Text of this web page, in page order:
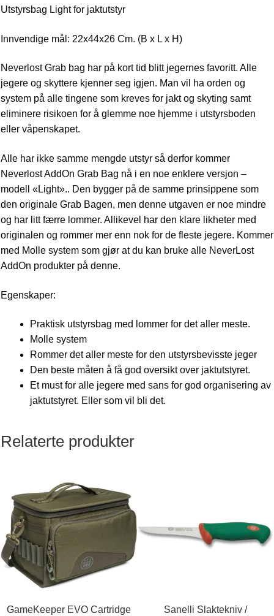
Utstyrsbag Light for jaktutstyr
Innvendige mål: 22x44x26 Cm. (B x L x H)
Neverlost Grab bag har på kort tid blitt jegernes favoritt. Alle
jegere og skyttere kjenner seg igjen. Man vil ha orden og
system på alle tingene som kreves for jakt og skyting samt
eliminere risikoen for å glemme noe hjemme i utstyrsboden
eller våpenskapet.
Alle har ikke samme mengde utstyr så derfor kommer
Neverlost AddOn Grab Bag nå i en noe enklere versjon –
modell «Light».. Den bygger på de samme prinsippene som
den originale Grab Bagen, men denne utgaven er noe mindre
og har litt færre lommer. Allikevel har den klare likheter med
originalen og rommer mer enn nok for de fleste jegere. Kommer
med Molle system som gjør at du kan bruke alle NeverLost
AddOn produkter på denne.
Egenskaper:
Praktisk utstyrsbag med lommer for det aller meste.
Molle system
Rommer det aller meste for den utstyrsbevisste jeger
Den beste måten å få god oversikt over jaktutstyret.
Et must for alle jegere med sans for god organisering av
jaktutstyret. Eller som vil bli det.
Relaterte produkter
GameKeeper EVO Cartridge
Sanelli Slaktekniv /